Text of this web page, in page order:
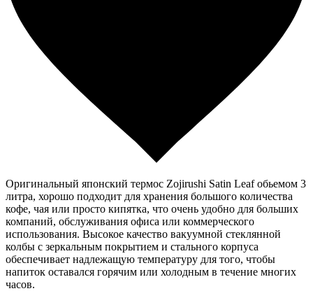
Оригинальный японский термос Zojirushi Satin Leaf обьемом 3
литра, хорошо подходит для хранения большого количества
кофе, чая или просто кипятка, что очень удобно для больших
компаний, обслуживания офиса или коммерческого
использования. Высокое качество вакуумной стеклянной
колбы с зеркальным покрытием и стального корпуса
обеспечивает надлежащую температуру для того, чтобы
напиток оставался горячим или холодным в течение многих
часов.